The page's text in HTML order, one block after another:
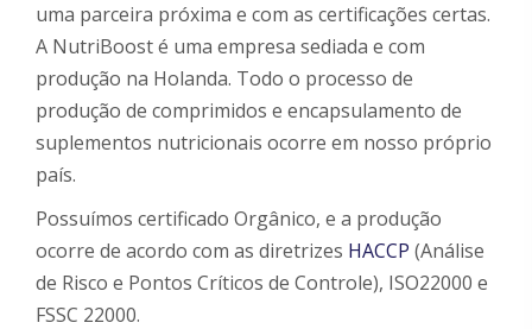
uma parceira próxima e com as certificações certas.
A NutriBoost é uma empresa sediada e com
produção na Holanda. Todo o processo de
produção de comprimidos e encapsulamento de
suplementos nutricionais ocorre em nosso próprio
país.
Possuímos certificado Orgânico, e a produção
ocorre de acordo com as diretrizes HACCP (Análise
de Risco e Pontos Críticos de Controle), ISO22000 e
FSSC 22000.